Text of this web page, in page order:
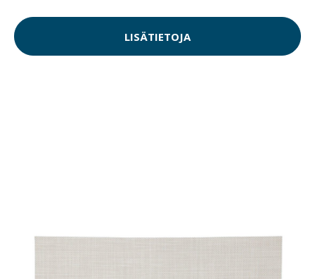
LISÄTIETOJA